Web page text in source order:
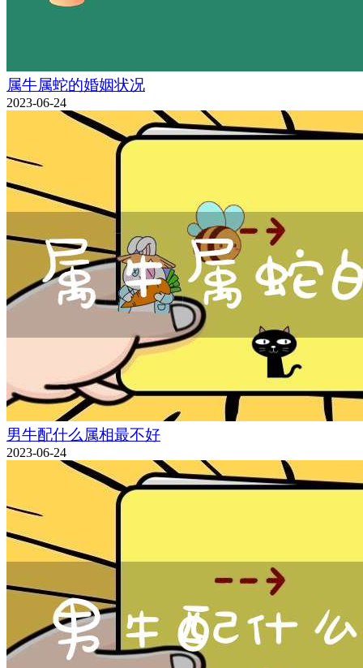
属牛属蛇的婚姻状况
2023-06-24
男牛配什么属相最不好
2023-06-24